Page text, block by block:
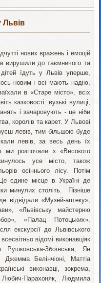
Львів
нових вражень і емоцій
вирушили до таємничого та
їдуть у Львів уперше,
новим і всі мають надію,
в «Старе місто», всіх
казковості: вузькі вулиці,
і зачаровують - це ніби
королів та карет. У Львові
левів, тим більшою буде
левів, за весь день їх
ми розпочали з «Високого
усе місто, також
осіннього лісу. Потім
єдине місце в Україні де
минулих століть. Пізніше
відвідали «Музей-аптеку»,
«Львівську майстерню
«Палац Потоцьких».
екскурсії до Львівського
відомі виконавціяк
Рушковська-Збоїнська, Ян
Джемма Белінчіоні, Маттіа
виконавці, зокрема,
Парахоняк, Людмила